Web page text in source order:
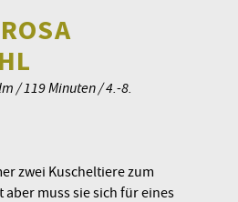
/ 119 Minuten / 4.-8.
zwei Kuscheltiere zum
muss sie sich für eines